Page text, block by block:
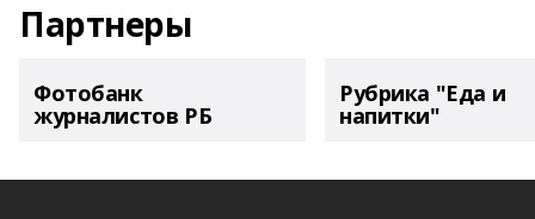
Партнеры
Фотобанк
журналистов РБ
Рубрика "Еда и
напитки"